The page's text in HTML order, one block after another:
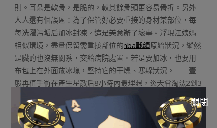
則。耳朵是軟骨，是脆的，較其餘骨頭更容易骨折。另外
人人還有個誤區：為了保管好必要重接的身材某部位，每
每洗濯污垢后加冰封凍，這是美意辦了壞事。浮現江姨媽
相似環境，盡量保留需重接部位的nba戰績原始狀況，縱然
是臟的也沒無關系，交給病院處置。若是要加冰，也要用
布包上在外面放冰塊，堅持它的干燥、寒躲狀況。 壹
般再植手術在產生星散后8小時內最理想，炎天會淘汰2到3
個小時，時間越長存活率越低，最長不要跨越20小
時。 重慶晚報記者 楊華 攝影報道 《愛美姨媽壹跤摔失
左耳 大夫:耳朵脆骨更易摔斷》由河南消息網-豫都網供應，
關閉